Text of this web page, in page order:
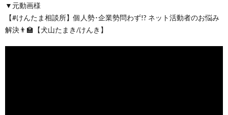
▼元動画様
【#けんたま相談所】個人勢･企業勢問わず!? ネット活動者のお悩み
解決👨‍🏫【犬山たまき/けんき】